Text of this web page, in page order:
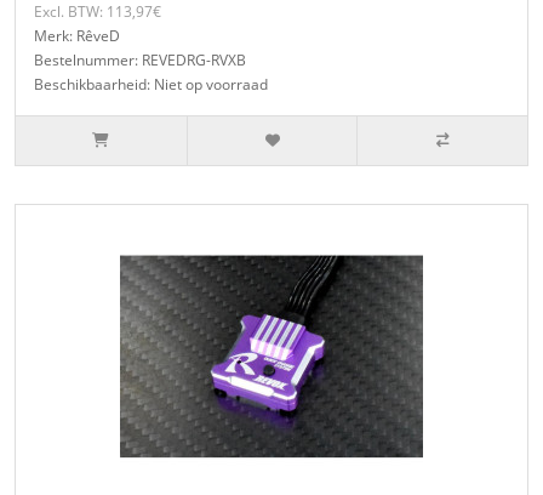
Excl. BTW: 113,97€
Merk: RêveD
Bestelnummer: REVEDRG-RVXB
Beschikbaarheid: Niet op voorraad